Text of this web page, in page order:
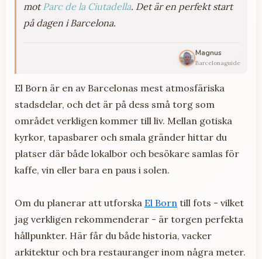
motParc de la Ciutadella. Det är en perfekt start
på dagen i Barcelona.
Magnus
Barcelonaguide
El Born är en av Barcelonas mest atmosfäriska
stadsdelar, och det är på dess små torg som
området verkligen kommer till liv. Mellan gotiska
kyrkor, tapasbarer och smala gränder hittar du
platser där både lokalbor och besökare samlas för
kaffe, vin eller bara en paus i solen.
Om du planerar att utforska El Born till fots - vilket
jag verkligen rekommenderar - är torgen perfekta
hållpunkter. Här får du både historia, vacker
arkitektur och bra restauranger inom några meter.